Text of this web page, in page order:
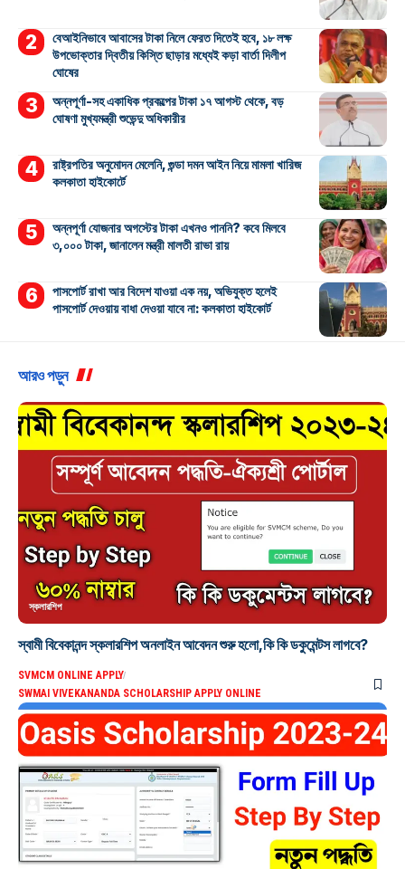
বেআইনিভাবে আবাসের টাকা নিলে ফেরত দিতেই হবে, ১৮ লক্ষ
উপভোক্তার দ্বিতীয় কিস্তি ছাড়ার মধ্যেই কড়া বার্তা দিলীপ
ঘোষের
অন্নপূর্ণা-সহ একাধিক প্রকল্পের টাকা ১৭ আগস্ট থেকে, বড়
ঘোষণা মুখ্যমন্ত্রী শুভেন্দু অধিকারীর
রাষ্ট্রপতির অনুমোদন মেলেনি, গুন্ডা দমন আইন নিয়ে মামলা খারিজ
কলকাতা হাইকোর্টে
অন্নপূর্ণা যোজনার অগস্টের টাকা এখনও পাননি? কবে মিলবে
৩,০০০ টাকা, জানালেন মন্ত্রী মালতী রাভা রায়
পাসপোর্ট রাখা আর বিদেশ যাওয়া এক নয়, অভিযুক্ত হলেই
পাসপোর্ট দেওয়ায় বাধা দেওয়া যাবে না: কলকাতা হাইকোর্ট
আরও পড়ুন
স্কলারশিপ
স্বামী বিবেকানন্দ স্কলারশিপ অনলাইন আবেদন শুরু হলো,কি কি ডকুমেন্টস লাগবে?
SVMCM ONLINE APPLY
SWMAI VIVEKANANDA SCHOLARSHIP APPLY ONLINE